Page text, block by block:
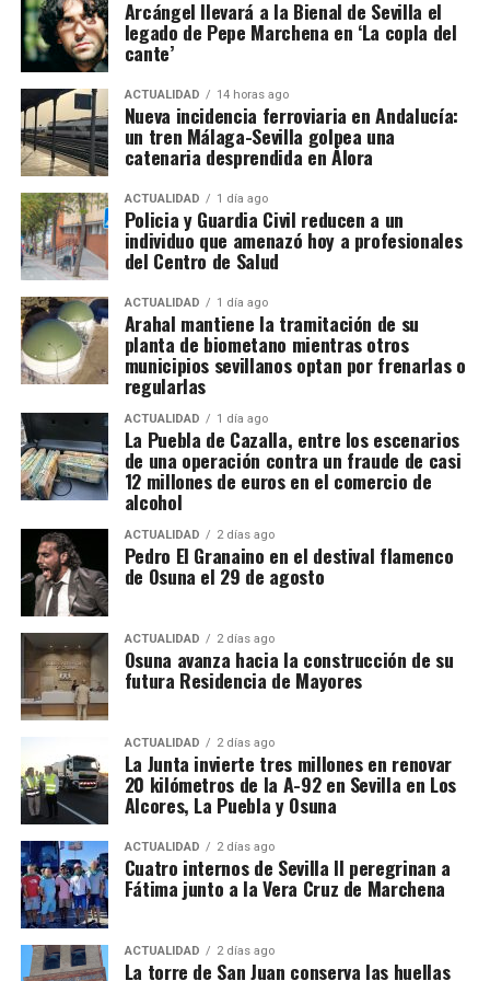
La documentación de 1828 confirma queJosé
Cantero solicitó permiso para adosar una vivienda
en los Arquillos de la Rosa. Francisco Díaz pidió
construir en una rinconada formada por la «muralla
redonda» de la Plaza de los Hortelanos. Antonio
García Pargañeda recibió cuatro varas en los
Arquillos de la Rosa con obligación de edificar en
quince días. Pedro del Campillo solicitó intervenir
sobre un «terraplén intermedio entre las murallas».
El siglo XIX transforma
definitivamente la relación entre
muralla y ciudad
El proceso de ocupación fue acompañado por otro
fenómeno: la demolición de los tramos que
dificultaban la circulación y la expansión urbana.
Bellido señala que durante el siglo XIX se
produjeron importantes destrucciones:
buena parte de la Puerta de Osuna, se abrió la calle
San Francisco cortando el recinto,la apertura de la
en el circuito legal mediante operaciones de
blanqueo de capitales.
La investigación, bautizada como ‘Drink/Alambique’,
se ha saldado por el momento con 13 personas
detenidas y otras cuatro investigadas. Hacienda
calcula provisionalmente en 11,9 millones de euros
las cuotas de IVA presuntamente defraudadas
durante los ejercicios fiscales comprendidos entre
2018 y 2025. La cifra, advierten los investigadores,
todavía podría aumentar a medida que se estudie la
documentación intervenida.
Registros en La Puebla de Cazalla
La conexión con La Puebla no es meramente
territorial. La fase operativa se desarrolló el pasado
14 de julio de 2026 y comprendió nueve entradas y
registros en sociedades mercantiles situadas en La
Puebla de Cazalla, Valencia, Badajoz y Córdoba,
además del registro de un domicilio particular en La
Puebla de Cazalla. La información oficial no precisa,
al menos por ahora, cuántas de las nueve empresas
registradas se encontraban concretamente en el
municipio sevillano, por lo que no sería correcto
atribuir a La Puebla la totalidad de esos registros.
La operación se desarrolló bajo la dirección de la
Sección Civil y de Instrucción del Tribunal de
Instancia de Morón de la Frontera, plaza número 2,
órgano judicial competente en la investigación. La
existencia y actual denominación de este Tribunal
de Instancia está igualmente recogida por el
Ministerio de Justicia.
Una estructura de más de treinta
sociedades
Arcángel llevará a la Bienal de Sevilla el
legado de Pepe Marchena en ‘La copla del
cante’
ACTUALIDAD 14 horas ago
Nueva incidencia ferroviaria en Andalucía:
un tren Málaga-Sevilla golpea una
catenaria desprendida en Álora
ACTUALIDAD 1 día ago
Policia y Guardia Civil reducen a un
individuo que amenazó hoy a profesionales
del Centro de Salud
ACTUALIDAD 1 día ago
Arahal mantiene la tramitación de su
planta de biometano mientras otros
municipios sevillanos optan por frenarlas o
regularlas
ACTUALIDAD 1 día ago
La Puebla de Cazalla, entre los escenarios
de una operación contra un fraude de casi
12 millones de euros en el comercio de
alcohol
ACTUALIDAD 2 días ago
Pedro El Granaino en el destival flamenco
de Osuna el 29 de agosto
ACTUALIDAD 2 días ago
Osuna avanza hacia la construcción de su
futura Residencia de Mayores
ACTUALIDAD 2 días ago
La Junta invierte tres millones en renovar
20 kilómetros de la A-92 en Sevilla en Los
Alcores, La Puebla y Osuna
ACTUALIDAD 2 días ago
Cuatro internos de Sevilla II peregrinan a
Fátima junto a la Vera Cruz de Marchena
ACTUALIDAD 2 días ago
La torre de San Juan conserva las huellas